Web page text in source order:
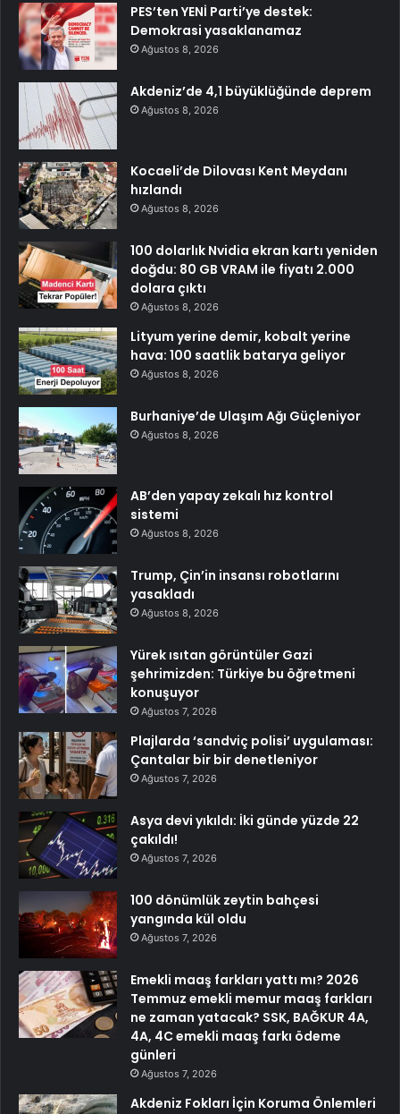
PES’ten YENİ Parti’ye destek:
Demokrasi yasaklanamaz
Ağustos 8, 2026
Akdeniz’de 4,1 büyüklüğünde deprem
Ağustos 8, 2026
Kocaeli’de Dilovası Kent Meydanı
hızlandı
Ağustos 8, 2026
100 dolarlık Nvidia ekran kartı yeniden
doğdu: 80 GB VRAM ile fiyatı 2.000
dolara çıktı
Ağustos 8, 2026
Lityum yerine demir, kobalt yerine
hava: 100 saatlik batarya geliyor
Ağustos 8, 2026
Burhaniye’de Ulaşım Ağı Güçleniyor
Ağustos 8, 2026
AB’den yapay zekalı hız kontrol
sistemi
Ağustos 8, 2026
Trump, Çin’in insansı robotlarını
yasakladı
Ağustos 8, 2026
Yürek ısıtan görüntüler Gazi
şehrimizden: Türkiye bu öğretmeni
konuşuyor
Ağustos 7, 2026
Plajlarda ‘sandviç polisi’ uygulaması:
Çantalar bir bir denetleniyor
Ağustos 7, 2026
Asya devi yıkıldı: İki günde yüzde 22
çakıldı!
Ağustos 7, 2026
100 dönümlük zeytin bahçesi
yangında kül oldu
Ağustos 7, 2026
Emekli maaş farkları yattı mı? 2026
Temmuz emekli memur maaş farkları
ne zaman yatacak? SSK, BAĞKUR 4A,
4A, 4C emekli maaş farkı ödeme
günleri
Ağustos 7, 2026
Akdeniz Fokları İçin Koruma Önlemleri